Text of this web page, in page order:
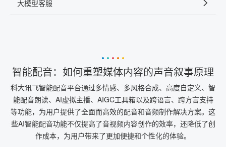
大模型客服
智能配音：如何重塑媒体内容的声音叙事原理
科大讯飞智能配音平台通过多情感、多风格合成、高度自定义、智
能配音朗读、AI虚拟主播、AIGC工具箱以及跨语言、跨方言支持
等功能，为用户提供了全面而高效的配音和音频制作解决方案。这
些AI智能配音功能不仅提高了音视频内容创作的效率，还降低了创
作成本，为用户带来了更加便捷和个性化的体验。